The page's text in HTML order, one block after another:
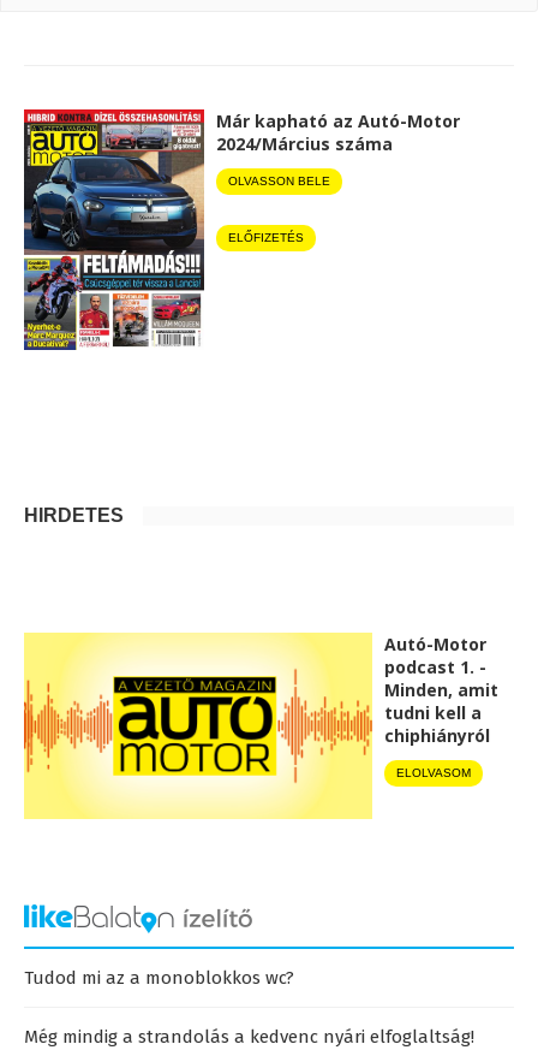
Már kapható az Autó-Motor
2024/Március száma
OLVASSON BELE
ELŐFIZETÉS
HIRDETÉS
Autó-Motor
podcast 1. -
Minden, amit
tudni kell a
chiphiányról
ELOLVASOM
Tudod mi az a monoblokkos wc?
Még mindig a strandolás a kedvenc nyári elfoglaltság!